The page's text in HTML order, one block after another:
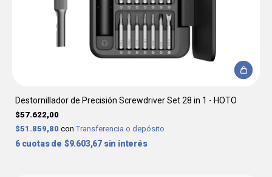
Destornillador de Precisión Screwdriver Set 28 in 1 - HOTO
$57.622,00
$51.859,80 con Transferencia o depósito
6 $9.603,67 sin interés